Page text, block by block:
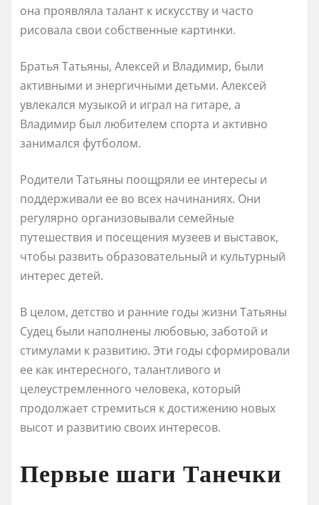
она проявляла талант к искусству и часто
рисовала свои собственные картинки.
Братья Татьяны, Алексей и Владимир, были
активными и энергичными детьми. Алексей
увлекался музыкой и играл на гитаре, а
Владимир был любителем спорта и активно
занимался футболом.
Родители Татьяны поощряли ее интересы и
поддерживали ее во всех начинаниях. Они
регулярно организовывали семейные
путешествия и посещения музеев и выставок,
чтобы развить образовательный и культурный
интерес детей.
В целом, детство и ранние годы жизни Татьяны
Судец были наполнены любовью, заботой и
стимулами к развитию. Эти годы сформировали
ее как интересного, талантливого и
целеустремленного человека, который
продолжает стремиться к достижению новых
высот и развитию своих интересов.
Первые шаги Танечки